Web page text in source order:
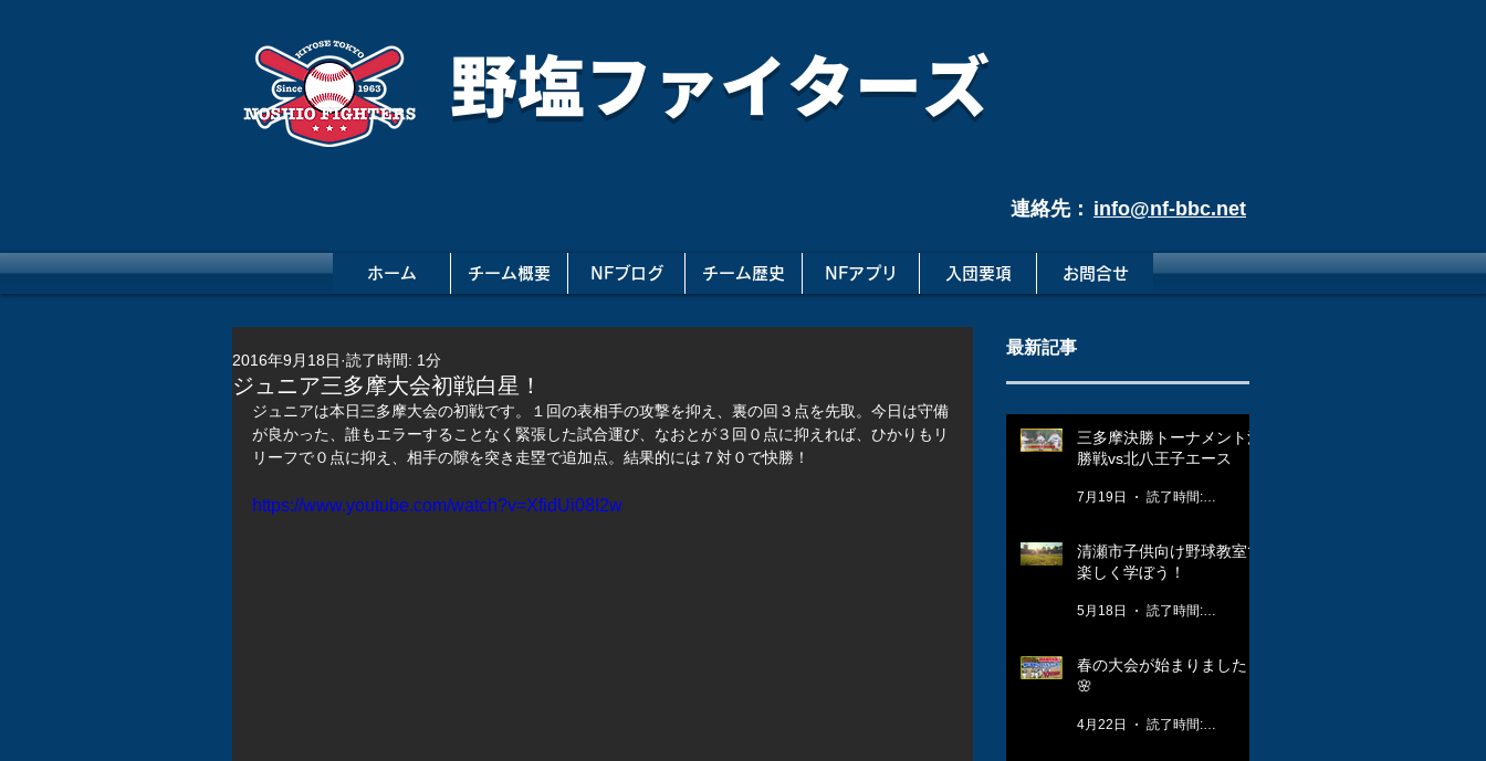
野塩ファイターズ
連絡先： info@nf-bbc.net
ホーム チーム概要 NFブログ チーム歴史 NFアプリ 入団要項 お問合せ
ジュニア三多摩大会初戦白星！
2016年9月18日 読了時間: 1分
ジュニアは本日三多摩大会の初戦です。１回の表相手の攻撃を抑え、裏の回３点を先取。今日は守備
が良かった、誰もエラーすることなく緊張した試合運び、なおとが３回０点に抑えれば、ひかりもリ
リーフで０点に抑え、相手の隙を突き走塁で追加点。結果的には７対０で快勝！
https://www.youtube.com/watch?v=XfidUi08I2w
最新記事
三多摩決勝トーナメント決
勝戦vs北八王子エース
7月19日
清瀬市子供向け野球教室で
楽しく学ぼう！
5月18日
春の大会が始まりました！
🌸
4月22日